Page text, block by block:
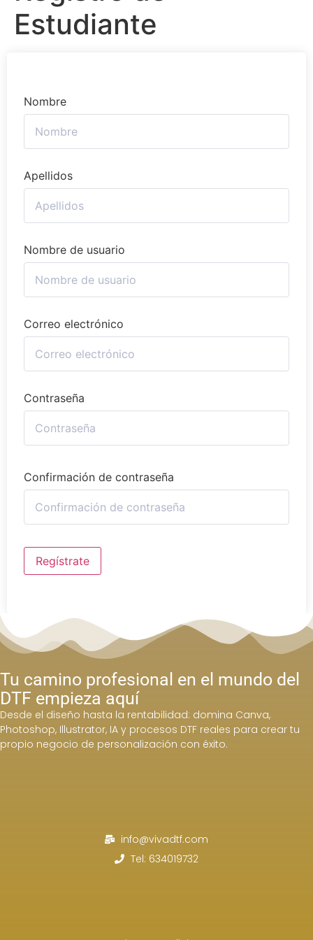
Estudiante
Nombre
Apellidos
Nombre de usuario
Correo electrónico
Contraseña
Confirmación de contraseña
Regístrate
Tu camino profesional en el mundo del
DTF empieza aquí
Desde el diseño hasta la rentabilidad: domina Canva,
Photoshop, Illustrator, IA y procesos DTF reales para crear tu
propio negocio de personalización con éxito.
info@vivadtf.com
Tel: 634019732